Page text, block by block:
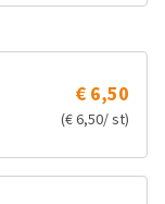
€ 6,50
(€ 6,50/ st)